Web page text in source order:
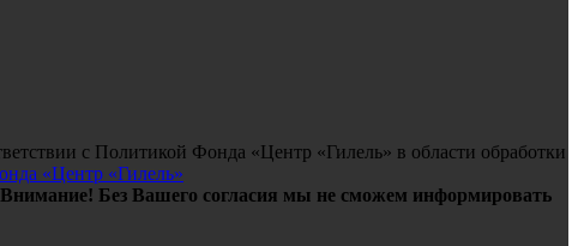
с Политикой Фонда «Центр «Гилель» в области обработки
«Центр «Гилель»
Внимание! Без Вашего согласия мы не сможем информировать